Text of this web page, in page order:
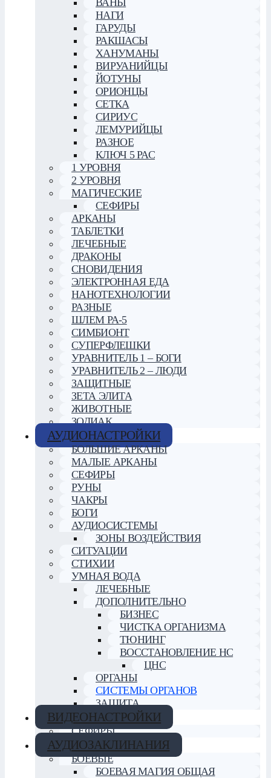
НАГИ
ГАРУДЫ
РАКШАСЫ
ХАНУМАНЫ
ВИРУАНИЙЦЫ
ЙОТУНЫ
ОРИОНЦЫ
СЕТКА
СИРИУС
ЛЕМУРИЙЦЫ
РАЗНОЕ
КЛЮЧ 5 РАС
1 УРОВНЯ
2 УРОВНЯ
МАГИЧЕСКИЕ
СЕФИРЫ
АРКАНЫ
ТАБЛЕТКИ
ЛЕЧЕБНЫЕ
ДРАКОНЫ
СНОВИДЕНИЯ
ЭЛЕКТРОННАЯ ЕДА
НАНОТЕХНОЛОГИИ
РАЗНЫЕ
ШЛЕМ РА-5
СИМБИОНТ
СУПЕРФЛЕШКИ
УРАВНИТЕЛЬ 1 – БОГИ
УРАВНИТЕЛЬ 2 – ЛЮДИ
ЗАЩИТНЫЕ
ЗЕТА ЭЛИТА
ЖИВОТНЫЕ
ЗОДИАК
АУДИОНАСТРОЙКИ
БОЛЬШИЕ АРКАНЫ
МАЛЫЕ АРКАНЫ
СЕФИРЫ
РУНЫ
ЧАКРЫ
БОГИ
АУДИОСИСТЕМЫ
ЗОНЫ ВОЗДЕЙСТВИЯ
СИТУАЦИИ
СТИХИИ
УМНАЯ ВОДА
ЛЕЧЕБНЫЕ
ДОПОЛНИТЕЛЬНО
БИЗНЕС
ЧИСТКА ОРГАНИЗМА
ТЮНИНГ
ВОССТАНОВЛЕНИЕ НС
ЦНС
ОРГАНЫ
СИСТЕМЫ ОРГАНОВ
ЗАЩИТА
ВИДЕОНАСТРОЙКИ
СЕФИРЫ
АУДИОЗАКЛИНАНИЯ
БОЕВЫЕ
БОЕВАЯ МАГИЯ ОБЩАЯ